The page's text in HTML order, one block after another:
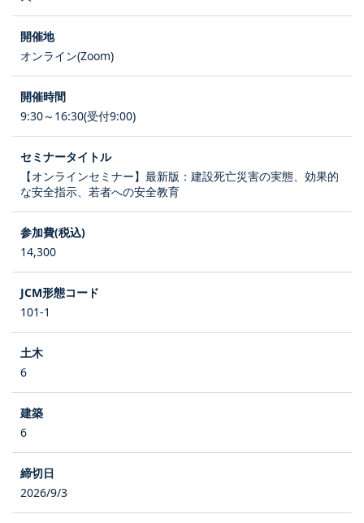
オンライン(Zoom)
9:30～16:30(受付9:00)
【オンラインセミナー】最新版：建設死亡災害の実態、効果的
な安全指示、若者への安全教育
14,300
101-1
6
6
2026/9/3